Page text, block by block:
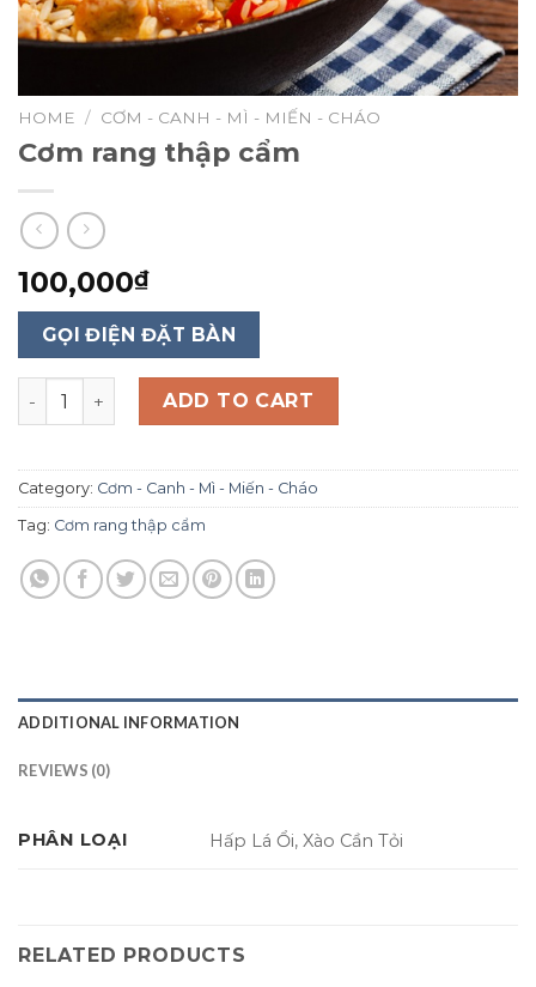
HOME / CƠM - CANH - MÌ - MIẾN - CHÁO
Cơm rang thập cẩm
100,000₫
GỌI ĐIỆN ĐẶT BÀN
Cơm rang thập cẩm quantity
ADD TO CART
Category: Cơm - Canh - Mì - Miến - Cháo
Tag: Cơm rang thập cẩm
ADDITIONAL INFORMATION
REVIEWS (0)
PHÂN LOẠI Hấp Lá Ổi, Xào Cần Tỏi
RELATED PRODUCTS